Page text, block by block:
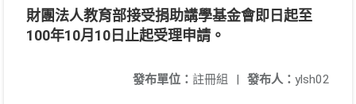
財團法人教育部接受捐助講學基金會即日起至
100年10月10日止起受理申請。
發布人： ylsh02
發布單位： 註冊組 |